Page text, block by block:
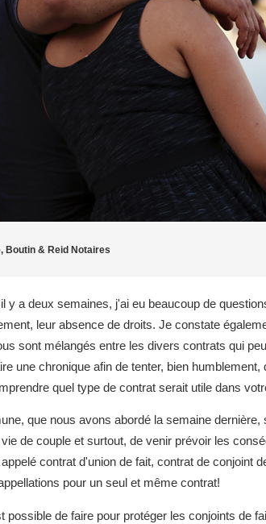
Boutin & Reid Notaires
y a deux semaines, j'ai eu beaucoup de
leur absence de droits. Je constate
sont mélangés entre les divers contrats qui
une chronique afin de tenter, bien
quel type de contrat serait utile dans
que nous avons abordé la semaine
de couple et surtout, de venir prévoir les
contrat d'union de fait, contrat de conjoint
pour un seul et même contrat!
possible de faire pour protéger les conjoints de